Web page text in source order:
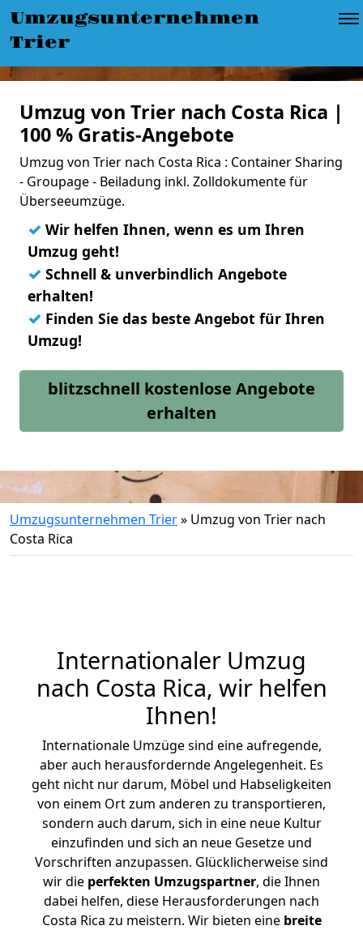
Umzugsunternehmen
Trier
Umzug von Trier nach Costa Rica |
100 % Gratis-Angebote
Umzug von Trier nach Costa Rica : Container Sharing
- Groupage - Beiladung inkl. Zolldokumente für
Überseeumzüge.
✓ Wir helfen Ihnen, wenn es um Ihren
Umzug geht!
✓ Schnell & unverbindlich Angebote
erhalten!
✓ Finden Sie das beste Angebot für Ihren
Umzug!
blitzschnell kostenlose Angebote
erhalten
Umzugsunternehmen Trier» Umzug von Trier nach
Costa Rica
Internationaler Umzug
nach Costa Rica, wir helfen
Ihnen!
Internationale Umzüge sind eine aufregende,
aber auch herausfordernde Angelegenheit. Es
geht nicht nur darum, Möbel und Habseligkeiten
von einem Ort zum anderen zu transportieren,
sondern auch darum, sich in eine neue Kultur
einzufinden und sich an neue Gesetze und
Vorschriften anzupassen. Glücklicherweise sind
wir die perfekten Umzugspartner, die Ihnen
dabei helfen, diese Herausforderungen nach
Costa Rica zu meistern. Wir bieten eine breite